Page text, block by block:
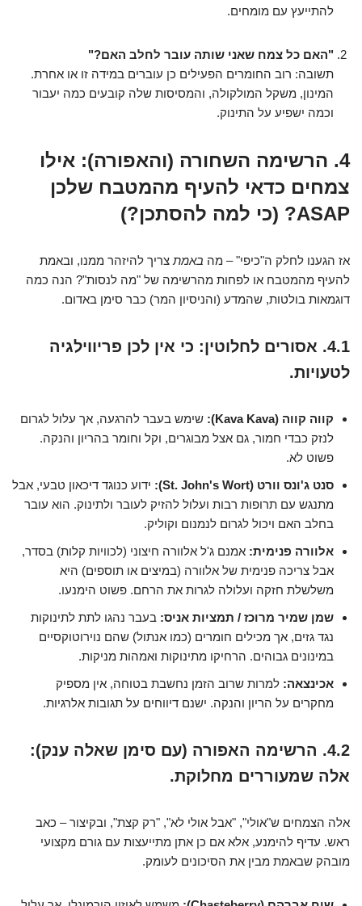
להתייעץ עם מומחים.
"האם כל צמח שאני שותה עובר לחלב האם?"
תשובה: רוב החומרים הפעילים כן עוברים במידה זו או אחרת.
המינון, משקל המולקולה, והמסיסות שלה קובעים כמה יעבור
וכמה ישפיע על התינוק.
4. הרשימה השחורה (והאפורה): אילו
צמחים כדאי להעיף מהמטבח שלכן
ASAP? (כי למה להסתכן?)
אז הגענו לחלק ה"כיפי" – מה באמת צריך להיזהר ממנו, ובאמת
להעיף מהמטבח או לפחות מהרשימה של "מה לנסות"? הנה כמה
דוגמאות בולטות, שהמדע (והניסיון המר) כבר סימן באדום.
4.1. אסורים לחלוטין: כי אין לכן פריווילגיה
לטעויות.
קווה קווה (Kava Kava):
שימש בעבר להרגעה, אך עלול לגרום
לנזק כבדי חמור, גם אצל מבוגרים, וקל וחומר בהריון והנקה.
פשוט לא.
סנט ג'ונס וורט (St. John's Wort):
ידוע כנוגד דיכאון טבעי, אבל
מתנגש עם תרופות רבות ועלול להזיק לעובר ולתינוק. הוא עובר
בחלב האם ויכול לגרום לנמנום וקוליק.
אלוורה פנימית: אמנם ג'ל אלוורה חיצוני (לכוויות קלות) בסדר,
אבל צריכה פנימית של אלוורה (במיצים או תוספים) היא
משלשלת חזקה ועלולה לגרות את הרחם. פשוט הימנעו.
שמן שמיר מרוכז / תמציות אניס: בעבר נהגו לתת לתינוקות
נגד גזים, אך מכילים חומרים (כמו אנתול) שהם נוירוטוקסיים
במינונים גבוהים. הרחיקו מתינוקות ואמהות מניקות.
אכינצאה: למרות שרוב הזמן נחשבת בטוחה, אין מספיק
מחקרים על הריון והנקה. ישנם דיווחים על תגובות אלרגיות.
4.2. הרשימה האפורה (עם סימן שאלה ענק):
אלה שמעוררים מחלוקת.
אלה הצמחים ש"אולי", "אבל אולי לא", "רק קצת", ובקיצור – כאב
ראש. עדיף להימנע, אלא אם כן אתן מתייעצות עם גורם מקצועי
מובהק שבאמת מבין את הסיכונים לעומק.